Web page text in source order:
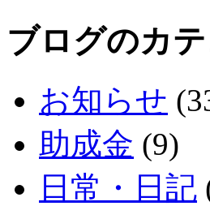
ブログのカ
お知らせ
助成金 (9)
日常・日記